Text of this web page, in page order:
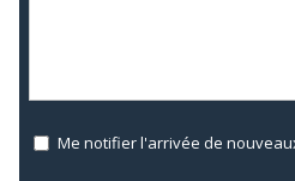
Me notifier l'arrivée de